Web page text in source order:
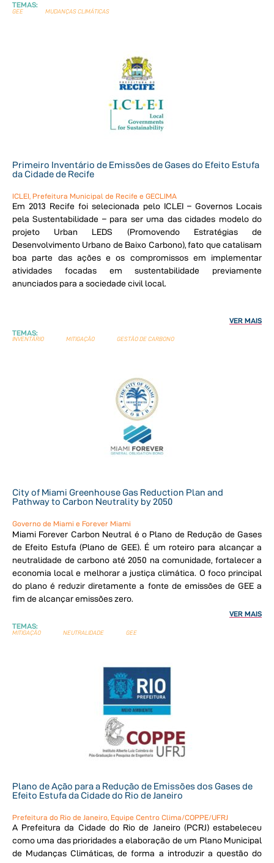
TEMAS:
GEE MUDANÇAS CLIMÁTICAS
Primeiro Inventário de Emissões de Gases do Efeito Estufa
da Cidade de Recife
ICLEI, Prefeitura Municipal de Recife e GECLIMA
Em 2013 Recife foi selecionada pelo ICLEI – Governos Locais
pela Sustentabilidade – para ser uma das cidades modelo do
projeto Urban LEDS (Promovendo Estratégias de
Desenvolvimento Urbano de Baixo Carbono), fato que catalisam
boa parte das ações e os compromissos em implementar
atividades focadas em sustentabilidade previamente
anunciados para a sociedade civil local.
VER MAIS
TEMAS:
INVENTÁRIO MITIGAÇÃO GESTÃO DE CARBONO
City of Miami Greenhouse Gas Reduction Plan and
Pathway to Carbon Neutrality by 2050
Governo de Miami e Forever Miami
Miami Forever Carbon Neutral é o Plano de Redução de Gases
de Efeito Estufa (Plano de GEE). É um roteiro para alcançar a
neutralidade de carbono até 2050 na comunidade, fortalecer a
economia local e melhorar a justiça climática. O foco principal
do plano é reduzir diretamente a fonte de emissões de GEE a
fim de alcançar emissões zero.
VER MAIS
TEMAS:
MITIGAÇÃO NEUTRALIDADE GEE
Plano de Ação para a Redução de Emissões dos Gases de
Efeito Estufa da Cidade do Rio de Janeiro
Prefeitura do Rio de Janeiro, Equipe Centro Clima/COPPE/UFRJ
A Prefeitura da Cidade do Rio de Janeiro (PCRJ) estabeleceu
como uma das prioridades a elaboração de um Plano Municipal
de Mudanças Climáticas, de forma a introduzir a questão do